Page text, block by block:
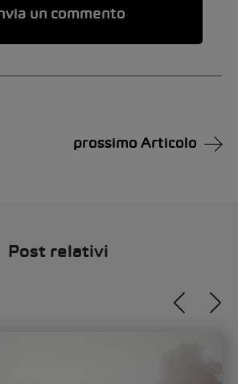
prossimo Articolo
Post relativi